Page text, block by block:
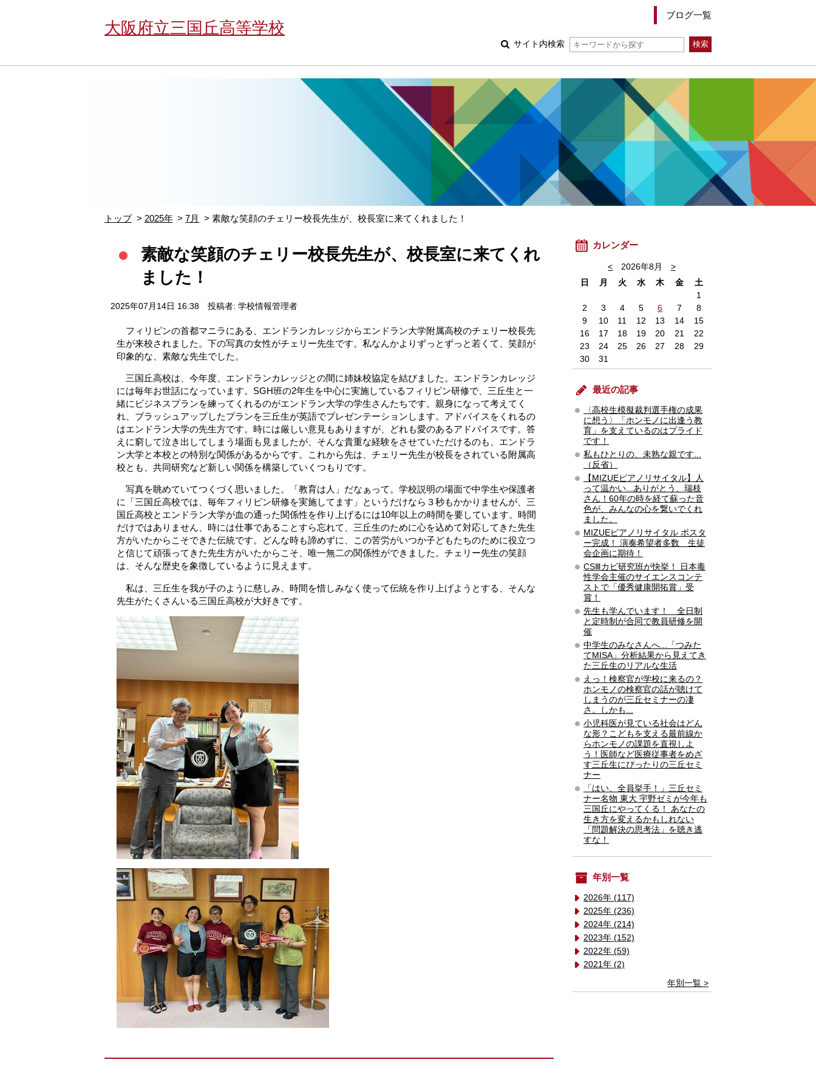
大阪府立三国丘高等学校
ブログ一覧
サイト内検索
トップ 2025年 7月 素敵な笑顔のチェリー校長先生が、校長室に来てくれました！
素敵な笑顔のチェリー校長先生が、校長室に来てくれ
ました！
2025年07月14日 16:38 投稿者: 学校情報管理者
フィリピンの首都マニラにある、エンドランカレッジからエンドラン大学附属高校のチェリー校長先
生が来校されました。下の写真の女性がチェリー先生です。私なんかよりずっとずっと若くて、笑顔が
印象的な、素敵な先生でした。
三国丘高校は、今年度、エンドランカレッジとの間に姉妹校協定を結びました。エンドランカレッジ
には毎年お世話になっています。SGH班の2年生を中心に実施しているフィリピン研修で、三丘生と一
緒にビジネスプランを練ってくれるのがエンドラン大学の学生さんたちです。親身になって考えてく
れ、ブラッシュアップしたプランを三丘生が英語でプレゼンテーションします。アドバイスをくれるの
はエンドラン大学の先生方です。時には厳しい意見もありますが、どれも愛のあるアドバイスです。答
えに窮して泣き出してしまう場面も見ましたが、そんな貴重な経験をさせていただけるのも、エンドラ
ン大学と本校との特別な関係があるからです。これから先は、チェリー先生が校長をされている附属高
校とも、共同研究など新しい関係を構築していくつもりです。
写真を眺めていてつくづく思いました。「教育は人」だなぁって。学校説明の場面で中学生や保護者
に「三国丘高校では、毎年フィリピン研修を実施してます」というだけなら３秒もかかりませんが、三
国丘高校とエンドラン大学が血の通った関係性を作り上げるには10年以上の時間を要しています。時間
だけではありません、時には仕事であることすら忘れて、三丘生のために心を込めて対応してきた先生
方がいたからこそできた伝統です。どんな時も諦めずに、この苦労がいつか子どもたちのために役立つ
と信じて頑張ってきた先生方がいたからこそ、唯一無二の関係性ができました。チェリー先生の笑顔
は、そんな歴史を象徴しているように見えます。
私は、三丘生を我が子のように慈しみ、時間を惜しみなく使って伝統を作り上げようとする、そんな
先生がたくさんいる三国丘高校が大好きです。
カレンダー
< 2026年8月
>
日
月 火 水 木 金
土
1
2
3 4 5 6 7
8
9
10 11 12 13 14
15
16
17 18 19 20 21
22
23
24 25 26 27 28
29
30
31
最近の記事
〈高校生模擬裁判選手権の成果
に想う〉「ホンモノに出逢う教
育」を支えているのはプライド
です！
私もひとりの、未熟な親です...
（反省）
【MIZUEピアノリサイタル】人
って温かい...ありがとう、瑞枝
さん！60年の時を経て蘇った音
色が、みんなの心を繋いでくれ
ました。
MIZUEピアノリサイタル ポスタ
ー完成！ 演奏希望者多数 生徒
会企画に期待！
CSⅢカビ研究班が快挙！ 日本毒
性学会主催のサイエンスコンテ
ストで「優秀健康開拓賞」受
賞！
先生も学んでいます！ 全日制
と定時制が合同で教員研修を開
催
中学生のみなさんへ...「つみた
てMISA」分析結果から見えてき
た三丘生のリアルな生活
えっ！検察官が学校に来るの？
ホンモノの検察官の話が聴けて
しまうのが三丘セミナーの凄
さ。しかも...
小児科医が見ている社会はどん
な形？こどもを支える最前線か
らホンモノの課題を直視しよ
う！医師など医療従事者をめざ
す三丘生にぴったりの三丘セミ
ナー
「はい、全員挙手！」三丘セミ
ナー名物 東大 宇野ゼミが今年も
三国丘にやってくる！ あなたの
生き方を変えるかもしれない
「問題解決の思考法」を聴き逃
すな！
年別一覧
2026年 (117)
2025年 (236)
2024年 (214)
2023年 (152)
2022年 (59)
2021年 (2)
年別一覧 >